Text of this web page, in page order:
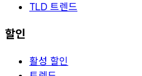
TLD 트렌드
할인
활성 할인